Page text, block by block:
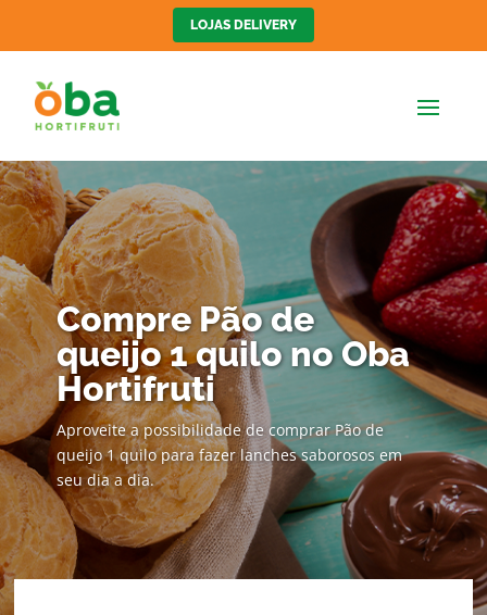
LOJAS DELIVERY
Compre Pão de
queijo 1 quilo no Oba
Hortifruti
Aproveite a possibilidade de comprar Pão de
queijo 1 quilo para fazer lanches saborosos em
seu dia a dia.